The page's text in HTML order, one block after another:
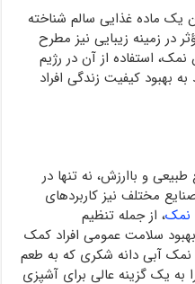
یک ماده‌ غذایی سالم شناخته
در زمینه زیبایی نیز مطرح
استفاده از آن در رژیم
بهبود کیفیت زندگی افراد
و باارزش، نه تنها در
مختلف نیز کاربردهای
نمک، از جمله تنظیم
سلامت عمومی افراد کمک
آبی دانه شکری که به طعم
یک گزینه عالی برای آشپزی